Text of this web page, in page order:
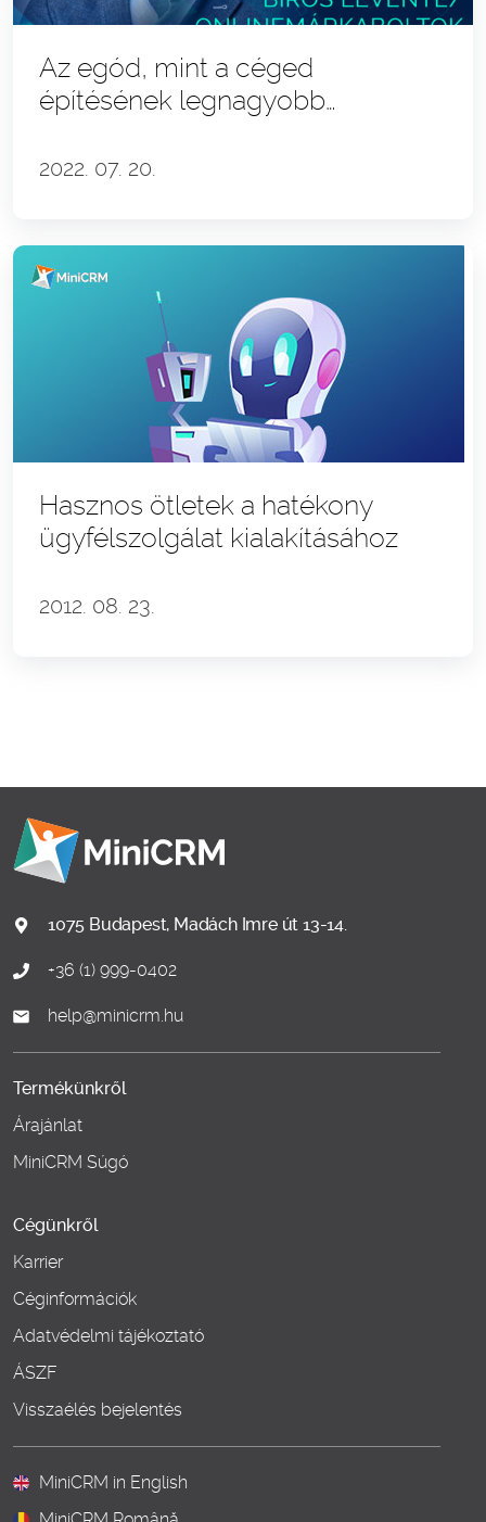
Az egód, mint a céged
építésének legnagyobb
onlineMárkaboltok story
2022. 07. 20.
Hasznos ötletek a hatékony
ügyfélszolgálat kialakításához
2012. 08. 23.
1075 Budapest, Madách Imre út 13-14.
+36 (1) 999-0402
help@minicrm.hu
Termékünkről
Árajánlat
MiniCRM Súgó
Cégünkről
Karrier
Céginformációk
Adatvédelmi tájékoztató
ÁSZF
Visszaélés bejelentés
MiniCRM in English